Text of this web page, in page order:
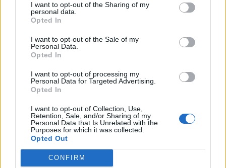
I want to opt-out of the Sharing of my
personal data.
Opted In
I want to opt-out of the Sale of my
Personal Data.
Opted In
I want to opt-out of processing my
Personal Data for Targeted Advertising.
Opted In
I want to opt-out of Collection, Use,
Retention, Sale, and/or Sharing of my
Personal Data that Is Unrelated with the
Purposes for which it was collected.
Opted Out
CONFIRM
της Γεννήσεως, ίδρυσε σχολείο και υπηρέτησε
ως πνευματικός οδηγός τους μοναχούς και τις
μοναχές που είχαν έρθει εκεί για να είναι κοντά
του και εκοιμήθη εκεί το 420 ενώ έγραφε
Το μεγαλύτερο έργο του Ιερωνύμου και ένα από
τα πιο σημαντικά της Ιστορίας ήταν η
μετάφραση της Βίβλου στα λατινικά, γνωστή ως
Βουλγάτα(Vulgata= κοινή, δημώδης), μετάφραση
που σφράγισε την πολιτισμική ιστορία της
Δύσης, γιατί διαμόρφωσε και «επέβαλε» τη